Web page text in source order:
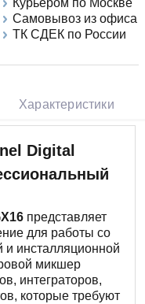
Курьером по Москве
Самовывоз из офиса
ТК СДЕК по России
Характеристики
Digital
представляет
для работы со
и инсталляционной
микшер
интеграторов,
которые требуют